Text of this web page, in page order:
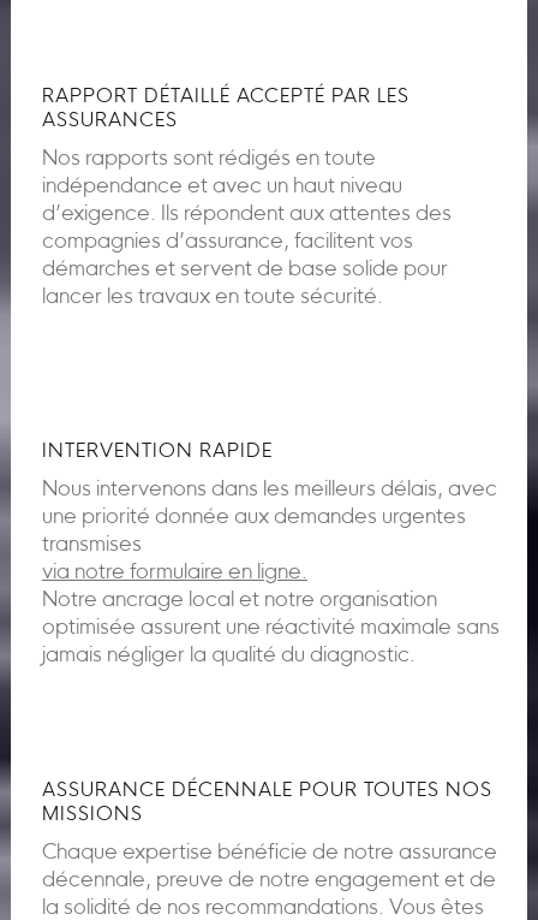
RAPPORT DÉTAILLÉ ACCEPTÉ PAR LES
ASSURANCES
Nos rapports sont rédigés en toute
indépendance et avec un haut niveau
d’exigence. Ils répondent aux attentes des
compagnies d’assurance, facilitent vos
démarches et servent de base solide pour
lancer les travaux en toute sécurité.
INTERVENTION RAPIDE
Nous intervenons dans les meilleurs délais, avec
une priorité donnée aux demandes urgentes
transmises
via notre formulaire en ligne.
Notre ancrage local et notre organisation
optimisée assurent une réactivité maximale sans
jamais négliger la qualité du diagnostic.
ASSURANCE DÉCENNALE POUR TOUTES NOS
MISSIONS
Chaque expertise bénéficie de notre assurance
décennale, preuve de notre engagement et de
la solidité de nos recommandations. Vous êtes